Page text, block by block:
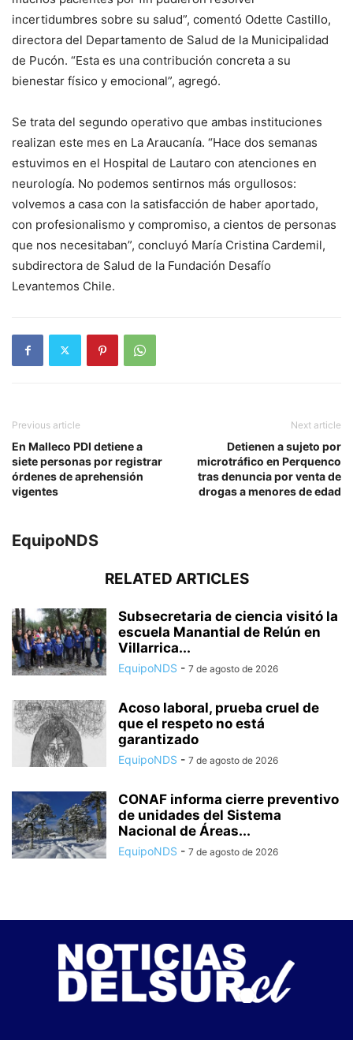
incertidumbres sobre su salud”, comentó Odette Castillo,
directora del Departamento de Salud de la Municipalidad
de Pucón. “Esta es una contribución concreta a su
bienestar físico y emocional”, agregó.
Se trata del segundo operativo que ambas instituciones
realizan este mes en La Araucanía. “Hace dos semanas
estuvimos en el Hospital de Lautaro con atenciones en
neurología. No podemos sentirnos más orgullosos:
volvemos a casa con la satisfacción de haber aportado,
con profesionalismo y compromiso, a cientos de personas
que nos necesitaban”, concluyó María Cristina Cardemil,
subdirectora de Salud de la Fundación Desafío
Levantemos Chile.
Previous article
En Malleco PDI detiene a
siete personas por registrar
órdenes de aprehensión
vigentes
Next article
Detienen a sujeto por
microtráfico en Perquenco
tras denuncia por venta de
drogas a menores de edad
EquipoNDS
RELATED ARTICLES
Subsecretaria de ciencia visitó la
escuela Manantial de Relún en
Villarrica...
EquipoNDS - 7 de agosto de 2026
Acoso laboral, prueba cruel de
que el respeto no está
garantizado
EquipoNDS - 7 de agosto de 2026
CONAF informa cierre preventivo
de unidades del Sistema
Nacional de Áreas...
EquipoNDS - 7 de agosto de 2026